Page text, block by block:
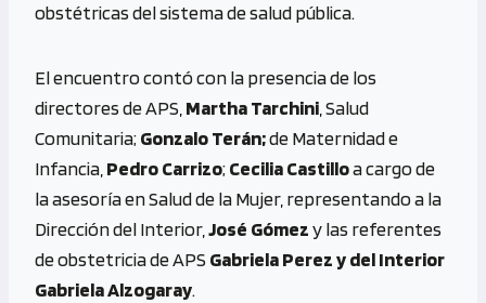
obstétricas del sistema de salud pública.
El encuentro contó con la presencia de los
directores de APS, Martha Tarchini , Salud
Comunitaria;Gonzalo Terán;de Maternidad e
Infancia, Pedro Carrizo;Cecilia Castilloa cargo de
la asesoría en Salud de la Mujer, representando a la
Dirección del Interior, José Gómezy las referentes
de obstetricia de APSGabriela Perez y del Interior
Gabriela Alzogaray.